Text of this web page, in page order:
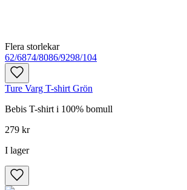
Flera storlekar
62/6874/8086/9298/104
Ture Varg T-shirt Grön
Bebis T-shirt i 100% bomull
279 kr
I lager